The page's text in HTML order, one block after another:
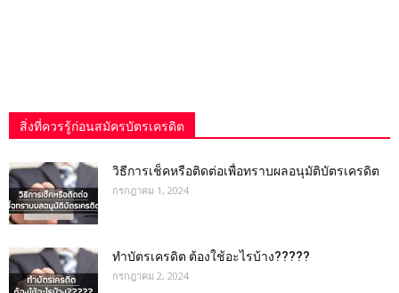
สิ่งที่ควรรู้ก่อนสมัครบัตรเครดิต
วิธีการเช็คหรือติดต่อเพื่อทราบผลอนุมัติบัตรเครดิต
กรกฎาคม 1, 2024
ทำบัตรเครดิต ต้องใช้อะไรบ้าง?????
กรกฎาคม 2, 2024